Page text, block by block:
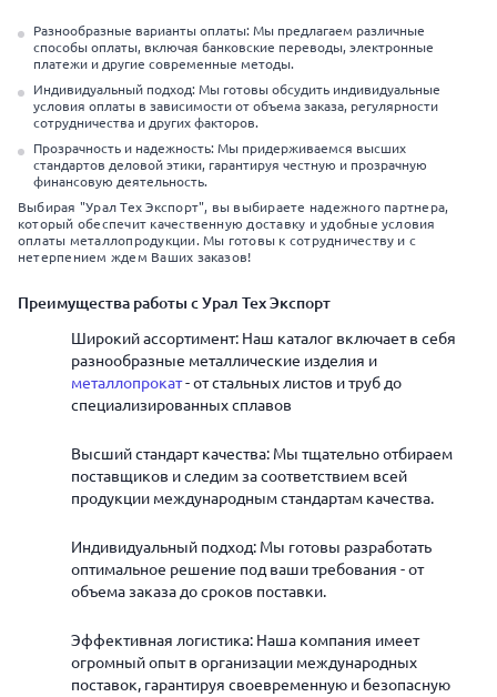
Разнообразные варианты оплаты: Мы предлагаем различные
способы оплаты, включая банковские переводы, электронные
платежи и другие современные методы.
Индивидуальный подход: Мы готовы обсудить индивидуальные
условия оплаты в зависимости от объема заказа, регулярности
сотрудничества и других факторов.
Прозрачность и надежность: Мы придерживаемся высших
стандартов деловой этики, гарантируя честную и прозрачную
финансовую деятельность.
Выбирая "Урал Тех Экспорт", вы выбираете надежного партнера,
который обеспечит качественную доставку и удобные условия
оплаты металлопродукции. Мы готовы к сотрудничеству и с
нетерпением ждем Ваших заказов!
Преимущества работы с Урал Тех Экспорт
Широкий ассортимент: Наш каталог включает в себя
разнообразные металлические изделия и
металлопрокат- от стальных листов и труб до
специализированных сплавов
Высший стандарт качества: Мы тщательно отбираем
поставщиков и следим за соответствием всей
продукции международным стандартам качества.
Индивидуальный подход: Мы готовы разработать
оптимальное решение под ваши требования - от
объема заказа до сроков поставки.
Эффективная логистика: Наша компания имеет
огромный опыт в организации международных
поставок, гарантируя своевременную и безопасную